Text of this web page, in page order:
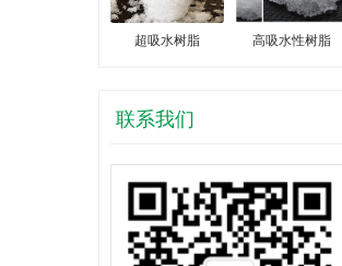
超吸水树脂 高吸水性树脂
联系我们